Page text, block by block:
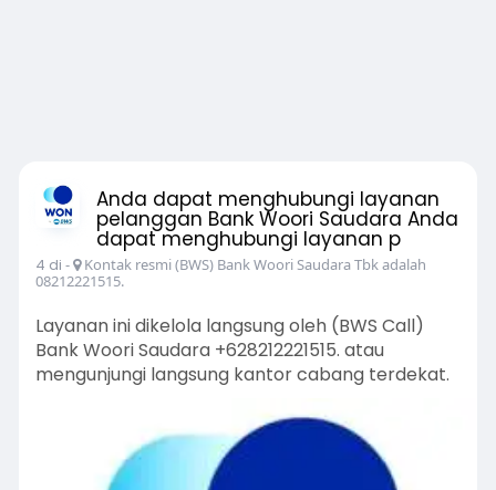
Anda dapat menghubungi layanan
pelanggan Bank Woori Saudara Anda
dapat menghubungi layanan p
4 di - Kontak resmi (BWS) Bank Woori Saudara Tbk adalah
08212221515.
Layanan ini dikelola langsung oleh (BWS Call)
Bank Woori Saudara +628212221515. atau
mengunjungi langsung kantor cabang terdekat.